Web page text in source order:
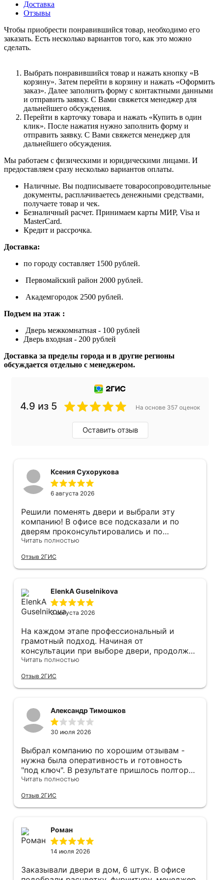
Доставка
Отзывы
Чтобы приобрести понравившийся товар, необходимо его
заказать. Есть несколько вариантов того, как это можно
сделать.
Выбрать понравившийся товар и нажать кнопку «В
корзину». Затем перейти в корзину и нажать «Оформить
заказ». Далее заполнить форму с контактными данными
и отправить заявку. С Вами свяжется менеджер для
дальнейшего обсуждения.
Перейти в карточку товара и нажать «Купить в один
клик». После нажатия нужно заполнить форму и
отправить заявку. С Вами свяжется менеджер для
дальнейшего обсуждения.
Мы работаем с физическими и юридическими лицами. И
предоставляем сразу несколько вариантов оплаты.
Наличные. Вы подписываете товаросопроводительные
документы, расплачиваетесь денежными средствами,
получаете товар и чек.
Безналичный расчет. Принимаем карты МИР, Visa и
MasterCard.
Кредит и рассрочка.
Доставка:
по городу составляет 1500 рублей.
Первомайский район 2000 рублей.
Академгородок 2500 рублей.
Подъем на этаж :
Дверь межкомнатная - 100 рублей
Дверь входная - 200 рублей
Доставка за пределы города и в другие регионы
обсуждается отдельно с менеджером.
4.9 из 5 На основе 357 оценок
Оставить отзыв
Ксения Сухорукова
6 августа 2026
Решили поменять двери и выбрали эту
компанию! В офисе все подсказали и по
дверям проконсультировались и по
фурнитуре. Анастасия ответила на все
Монтаж быстро, качественно и аккуратно,
Сергея прямо рекомендую! С утра до
мусор убирает после монтажа. Рекомендую!
Читать полностью
Отзыв 2ГИС
ElenkA Guselnikova
3 августа 2026
На каждом этапе профессиональный и
грамотный подход. Начиная от
консультации при выборе двери, продолжая
оперативным замером, завершая быстрой и
оформление двери - отдельное спасибо!
Рекомендуем и планируем в дальнейшем, по
Читать полностью
Отзыв 2ГИС
Александр Тимошков
30 июля 2026
Выбрал компанию по хорошим отзывам -
нужна была оперативность и готовность
"под ключ". В результате пришлось полтора
часа потратить на уборку подъезда, так как
"утилизация старой двери" не входит
уборка выломанного деревянного косяка и
После предъявления претензии менеджеру
получил только недовольный звонок от
монтажника, никаких извинений и попыток
менеджером специально обговаривал, что
Читать полностью
Отзыв 2ГИС
Роман
14 июля 2026
Заказывали двери в дом, 6 штук. В офисе